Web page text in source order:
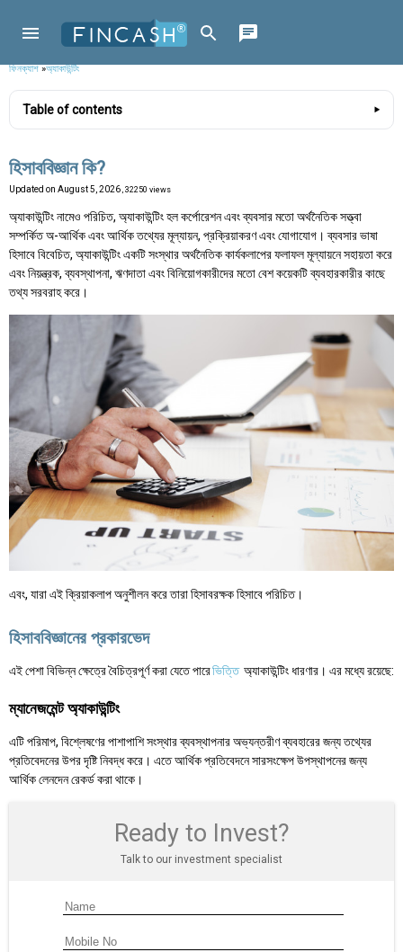
ফিনক্যাশ»অ্যাকাউন্টিং
Table of contents
হিসাববিজ্ঞান কি?
Updated on August 5, 2026 , 32250 views
অ্যাকাউন্টিং নামেও পরিচিত, অ্যাকাউন্টিং হল কর্পোরেশন এবং ব্যবসার মতো অর্থনৈতিক সত্ত্বা
সম্পর্কিত অ-আর্থিক এবং আর্থিক তথ্যের মূল্যায়ন, প্রক্রিয়াকরণ এবং যোগাযোগ। ব্যবসার ভাষা
হিসাবে বিবেচিত, অ্যাকাউন্টিং একটি সংস্থার অর্থনৈতিক কার্যকলাপের ফলাফল মূল্যায়নে সহায়তা করে
এবং নিয়ন্ত্রক, ব্যবস্থাপনা, ঋণদাতা এবং বিনিয়োগকারীদের মতো বেশ কয়েকটি ব্যবহারকারীর কাছে
তথ্য সরবরাহ করে।
এবং, যারা এই ক্রিয়াকলাপ অনুশীলন করে তারা হিসাবরক্ষক হিসাবে পরিচিত।
হিসাববিজ্ঞানের প্রকারভেদ
এই পেশা বিভিন্ন ক্ষেত্রে বৈচিত্রপূর্ণ করা যেতে পারেভিত্তি অ্যাকাউন্টিং ধারণার। এর মধ্যে রয়েছে:
ম্যানেজমেন্ট অ্যাকাউন্টিং
এটি পরিমাপ, বিশ্লেষণের পাশাপাশি সংস্থার ব্যবস্থাপনার অভ্যন্তরীণ ব্যবহারের জন্য তথ্যের
প্রতিবেদনের উপর দৃষ্টি নিবদ্ধ করে। এতে আর্থিক প্রতিবেদনে সারসংক্ষেপ উপস্থাপনের জন্য
আর্থিক লেনদেন রেকর্ড করা থাকে।
Ready to Invest?
Talk to our investment specialist